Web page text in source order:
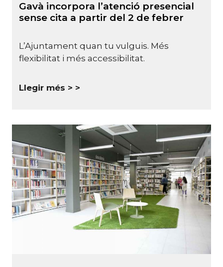
Gavà incorpora l’atenció presencial
sense cita a partir del 2 de febrer
L’Ajuntament quan tu vulguis. Més
flexibilitat i més accessibilitat.
Llegir més >